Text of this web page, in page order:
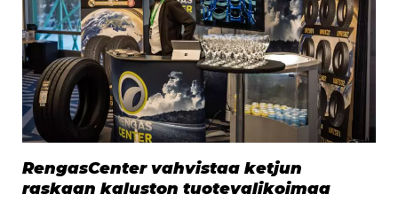
RengasCenter vahvistaa ketjun
raskaan kaluston tuotevalikoimaa